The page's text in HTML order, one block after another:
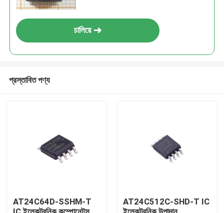
চালিয়ে
প্রস্তাবিত পণ্য
AT24C64D-SSHM-T
AT24C512C-SHD-T IC